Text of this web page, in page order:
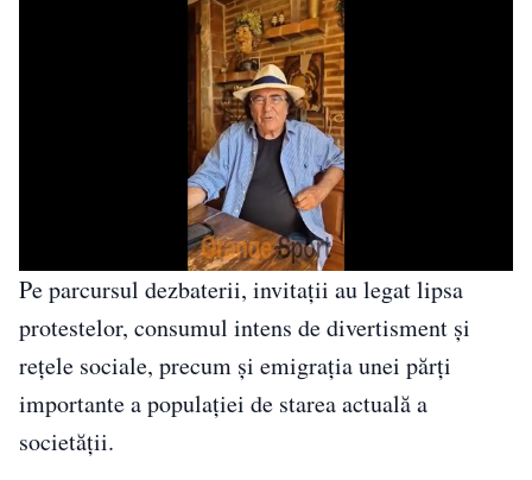
Pe parcursul dezbaterii, invitații au legat lipsa
protestelor, consumul intens de divertisment și
rețele sociale, precum și emigrația unei părți
importante a populației de starea actuală a
societății.